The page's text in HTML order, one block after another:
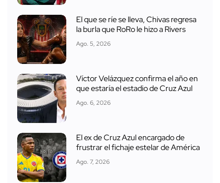
El que se ríe se lleva, Chivas regresa
la burla que RoRo le hizo a Rivers
Ago. 5, 2026
Víctor Velázquez confirma el año en
que estaría el estadio de Cruz Azul
Ago. 6, 2026
El ex de Cruz Azul encargado de
frustrar el fichaje estelar de América
Ago. 7, 2026